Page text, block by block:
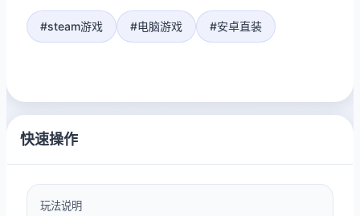
#steam游戏 #电脑游戏 #安卓直装
快速操作
玩法说明